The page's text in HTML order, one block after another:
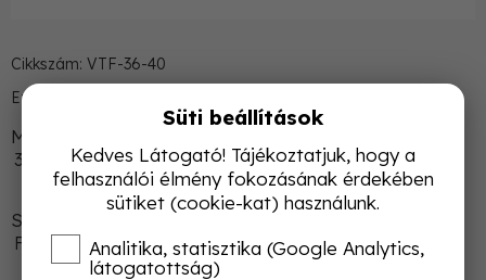
Cikkszám: VTF-36-40
Ez a kényelmes térdzokni ideális választás a mindennapokra.
Méret
36-40
Szín
Fehér
Süti beállítások
Kedves Látogató! Tájékoztatjuk, hogy a
felhasználói élmény fokozásának érdekében
sütiket (cookie-kat) használunk.
Analitika, statisztika (Google Analytics,
látogatottság)